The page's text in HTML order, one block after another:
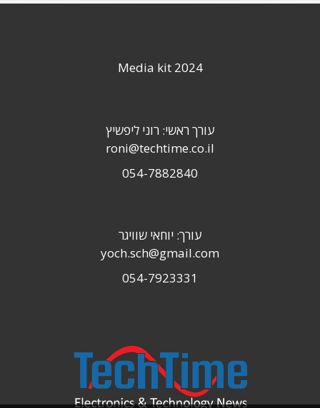
Media kit 2024
עורך ראשי: רוני ליפשיץ
roni@techtime.co.il
054-7882840
עורך: יוחאי שוויגר
yoch.sch@gmail.com
054-7923331